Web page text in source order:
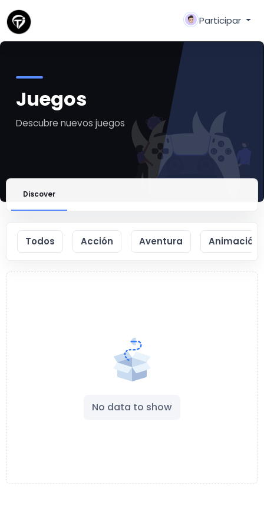
Participar
Juegos
Descubre nuevos juegos
Discover
Todos Acción Aventura Animación
No data to show